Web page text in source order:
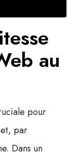
au
pour
par
Dans un